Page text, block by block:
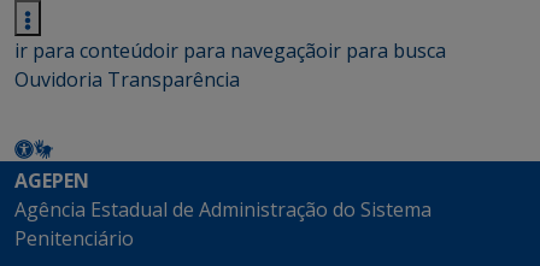
ir para conteúdoir para navegaçãoir para busca
Ouvidoria Transparência
AGEPEN
Agência Estadual de Administração do Sistema
Penitenciário